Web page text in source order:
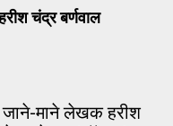
चंद्र बर्णवाल
जाने-माने लेखक हरीश